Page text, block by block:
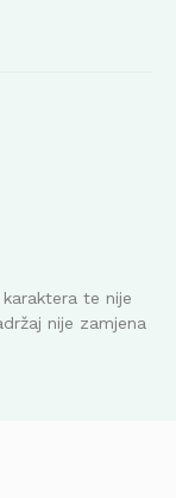
te nije
nije zamjena